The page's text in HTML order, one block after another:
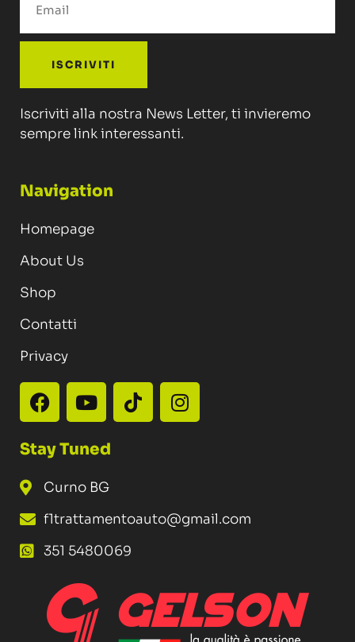
ISCRIVITI
Iscriviti alla nostra News Letter, ti invieremo
sempre link interessanti.
Navigation
Homepage
About Us
Shop
Contatti
Privacy
Stay Tuned
Curno BG
f1trattamentoauto@gmail.com
351 5480069